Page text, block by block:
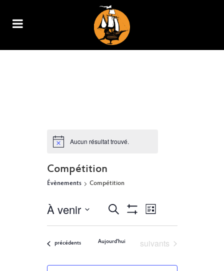
Aucun résultat trouvé.
Compétition
Évènements Compétition
RECHERCHE
ET
NAVIGATION
DE
Recherche
Filters
NAVIGATION
VUES
ÉVÈNEMENT
Liste
À venir
date.
Évènements
précédents Aujourd'hui Évènements
suivants